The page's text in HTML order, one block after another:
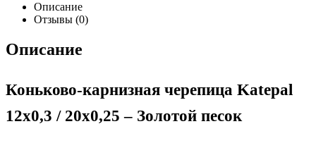
Описание
Отзывы (0)
Описание
Коньково-карнизная черепица Katepal
12х0,3 / 20х0,25 – Золотой песок